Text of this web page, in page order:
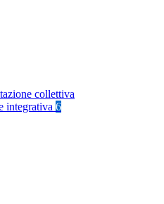
collettiva
integrativa 6